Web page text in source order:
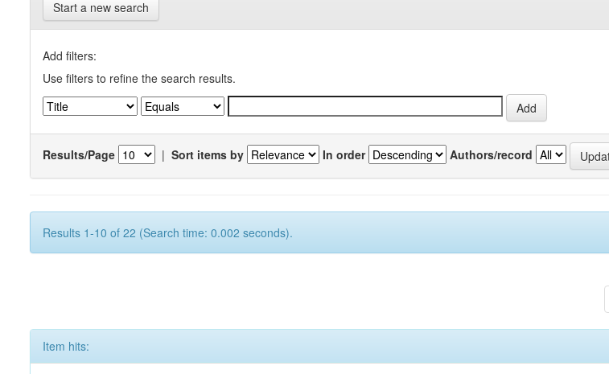
Start a new search
Add filters:
Use filters to refine the search results.
Results/Page | Sort items by In order Authors/record
Results 1-10 of 22 (Search time: 0.002 seconds).
Item hits: